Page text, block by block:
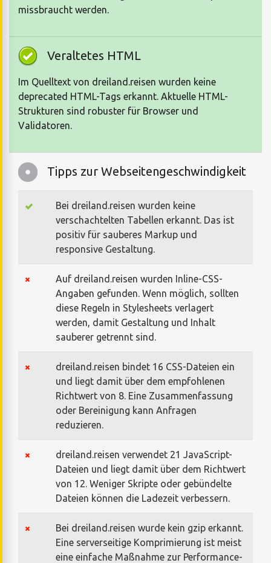
missbraucht werden.
Veraltetes HTML
Im Quelltext von dreiland.reisen wurden keine
deprecated HTML-Tags erkannt. Aktuelle HTML-
Strukturen sind robuster für Browser und
Validatoren.
Tipps zur Webseitengeschwindigkeit
Bei dreiland.reisen wurden keine
verschachtelten Tabellen erkannt. Das ist
positiv für sauberes Markup und
responsive Gestaltung.
Auf dreiland.reisen wurden Inline-CSS-
Angaben gefunden. Wenn möglich, sollten
diese Regeln in Stylesheets verlagert
werden, damit Gestaltung und Inhalt
sauberer getrennt sind.
dreiland.reisen bindet 16 CSS-Dateien ein
und liegt damit über dem empfohlenen
Richtwert von 8. Eine Zusammenfassung
oder Bereinigung kann Anfragen
reduzieren.
dreiland.reisen verwendet 21 JavaScript-
Dateien und liegt damit über dem Richtwert
von 12. Weniger Skripte oder gebündelte
Dateien können die Ladezeit verbessern.
Bei dreiland.reisen wurde kein gzip erkannt.
Eine serverseitige Komprimierung ist meist
eine einfache Maßnahme zur Performance-